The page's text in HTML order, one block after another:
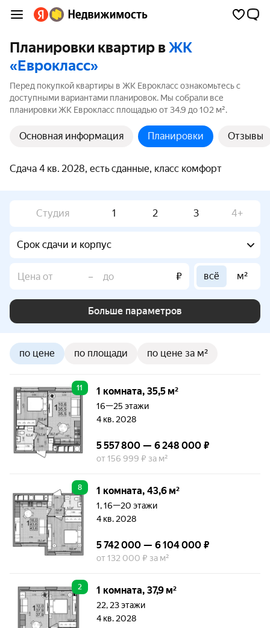
Планировки квартир вЖК
«Еврокласс»
Перед покупкой квартиры в ЖК Еврокласс ознакомьтесь с
доступными вариантами планировок. Мы собрали все
планировки ЖК Еврокласс площадью от 34.9 до 102 м².
Основная информация Планировки Отзывы
Сдача 4 кв. 2028, есть сданные, класс комфорт
Студия 1 2 3 4+
Срок сдачи и корпус
– ₽ всё м²
Больше параметров
по цене по площади по цене за м²
11 1 комната, 35,5 м²
16—25 этажи
4 кв. 2028
5 557 800 — 6 248 000 ₽
от 156 999 ₽ за м²
8 1 комната, 43,6 м²
1, 16—20 этажи
4 кв. 2028
5 742 000 — 6 104 000 ₽
от 132 000 ₽ за м²
2 1 комната, 37,9 м²
22, 23 этажи
4 кв. 2028